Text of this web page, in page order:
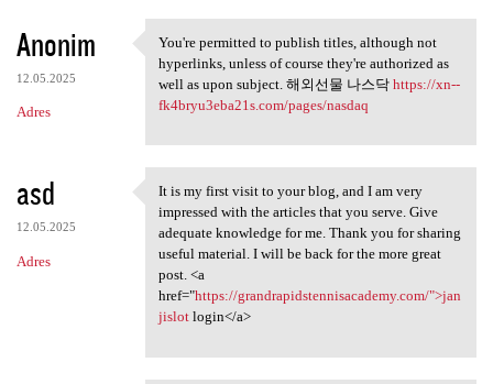
Anonim
12.05.2025
Adres
You're permitted to publish
You're permitted to publish titles, although not
hyperlinks, unless of course they're authorized as
well as upon subject. 해외선물 나스닥 https://xn--
fk4bryu3eba21s.com/pages/nasdaq
asd
12.05.2025
Adres
It is my first visit to your
It is my first visit to your blog, and I am very
impressed with the articles that you serve. Give
adequate knowledge for me. Thank you for sharing
useful material. I will be back for the more great
post. <a
href="https://grandrapidstennisacademy.com/">jan
jislotlogin</a>